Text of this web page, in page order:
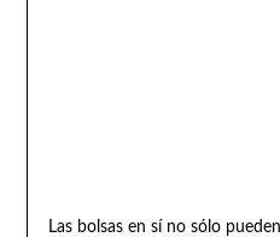
Las bolsas en sí no sólo